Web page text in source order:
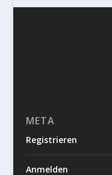
META
Registrieren
Anmelden